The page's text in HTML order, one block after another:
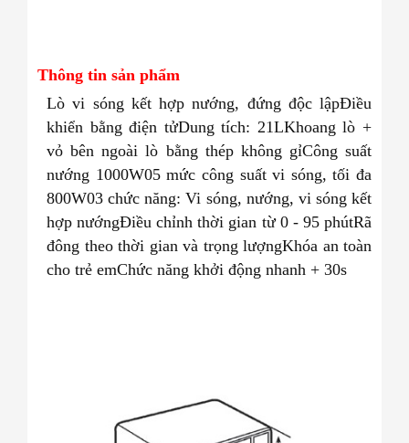
Thông tin sản phẩm
Lò vi sóng kết hợp nướng, đứng độc lậpĐiều
khiển bằng điện tửDung tích: 21LKhoang lò +
vỏ bên ngoài lò bằng thép không gỉCông suất
nướng 1000W05 mức công suất vi sóng, tối đa
800W03 chức năng: Vi sóng, nướng, vi sóng kết
hợp nướngĐiều chỉnh thời gian từ 0 - 95 phútRã
đông theo thời gian và trọng lượngKhóa an toàn
cho trẻ emChức năng khởi động nhanh + 30s